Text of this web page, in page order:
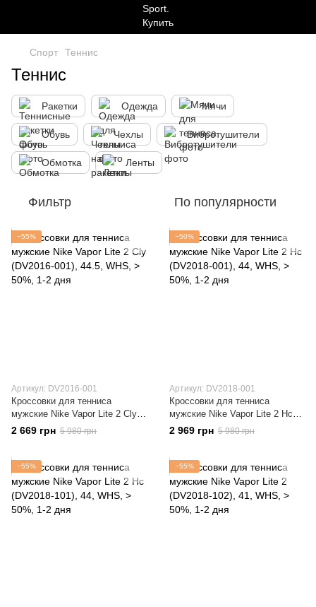
Спорт Теннис
Теннис
Ракетки Одежда Мячи
Обувь Чехлы Вибротушители
Обмотка Ленты
Фильтр По популярности
−55%
Артикул: DV2016-001
Кроссовки для тенниса
мужские Nike Vapor Lite 2 Cly
(DV2016-001)
2 669 грн 5 980 грн
−50%
Артикул: DV2018-001
Кроссовки для тенниса
мужские Nike Vapor Lite 2 Hc
(DV2018-001)
2 969 грн 5 980 грн
−55% −55%